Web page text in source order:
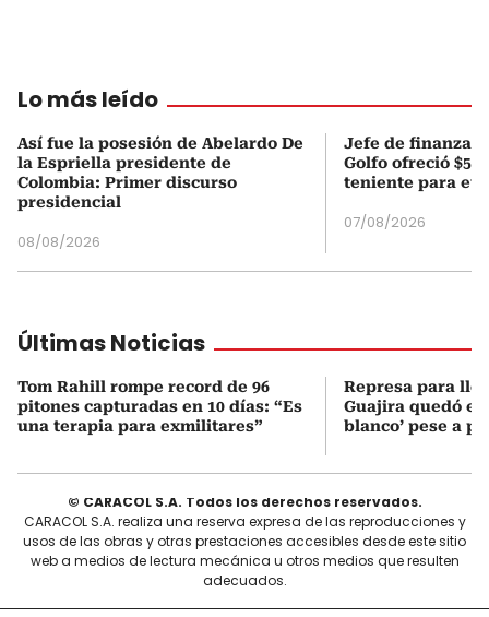
Lo más leído
Así fue la posesión de Abelardo De
la Espriella presidente de
Colombia: Primer discurso
presidencial
08/08/2026
Jefe de finanzas
Golfo ofreció
teniente para
07/08/2026
Últimas Noticias
Tom Rahill rompe record de 96
pitones capturadas en 10 días: “Es
una terapia para exmilitares”
Represa para
Guajira quedó en
blanco’ pese a
© CARACOL S.A. Todos los derechos reservados.
CARACOL S.A. realiza una reserva expresa de las reproducciones y
usos de las obras y otras prestaciones accesibles desde este sitio
web a medios de lectura mecánica u otros medios que resulten
adecuados.